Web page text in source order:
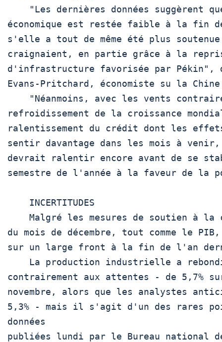
économique est restée faible à la fin
s'elle a tout de même été plus soutenue
craignaient, en partie grâce à la
d'infrastructure favorisée par Pékin",
Evans-Pritchard, économiste su la
refroidissement de la croissance
ralentissement du crédit dont les
sentir davantage dans les mois à
devrait ralentir encore avant de se
semestre de l'année à la faveur de la
du mois de décembre, tout comme le
sur un large front à la fin de l'an
contrairement aux attentes - de 5,7%
novembre, alors que les analystes
5,3% - mais il s'agit d'un des rares
données
publiées lundi par le Bureau national